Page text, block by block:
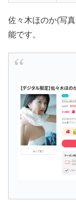
佐々木ほのか(写
能です。